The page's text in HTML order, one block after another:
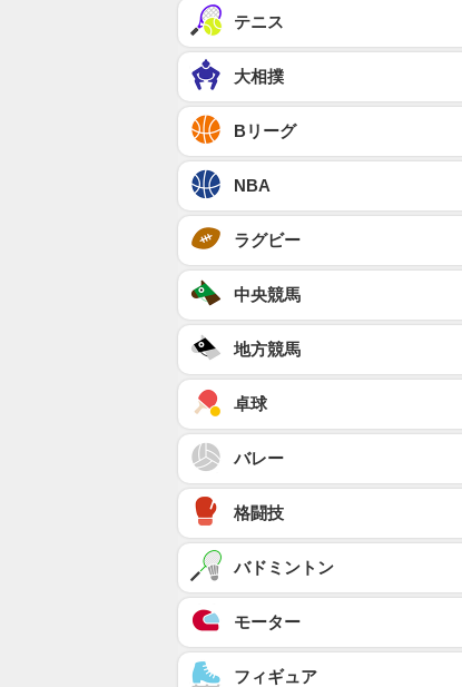
テニス
大相撲
Bリーグ
NBA
ラグビー
中央競馬
地方競馬
卓球
バレー
格闘技
バドミントン
モーター
フィギュア